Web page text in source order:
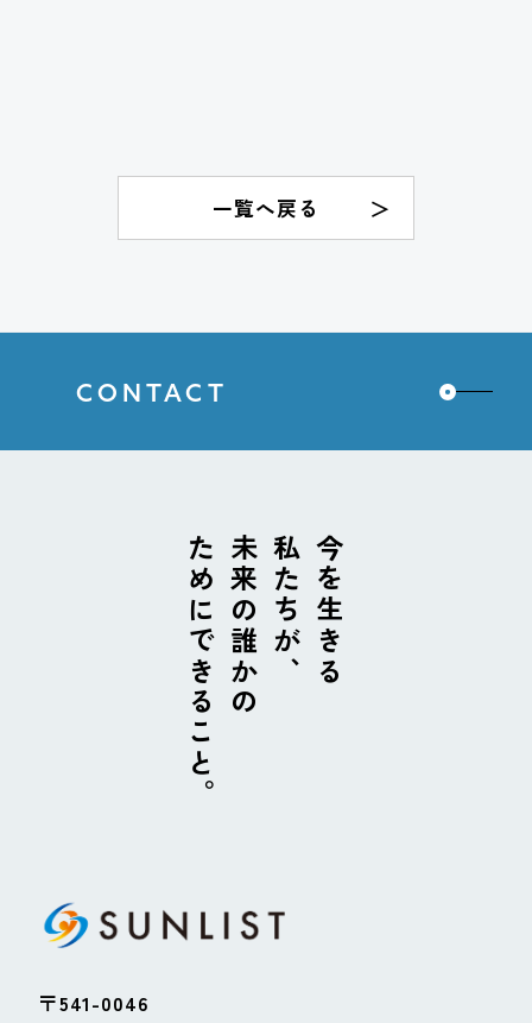
一覧へ戻る
CONTACT
〒541-0046
今を生きる
私たちが、
未来の誰かの
ためにできること。